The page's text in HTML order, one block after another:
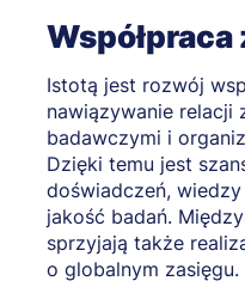
Istotą jest rozwój
nawiązywanie relacji
badawczymi i
Dzięki temu jest
doświadczeń,
jakość badań.
sprzyjają także
o globalnym zasięgu.